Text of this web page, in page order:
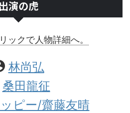
出演の虎
ックで人物詳細へ。
林尚弘
桑田龍征
ピー/齋藤友晴